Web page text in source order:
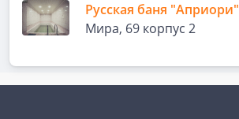
Русская баня "Априори"
Мира, 69 корпус 2